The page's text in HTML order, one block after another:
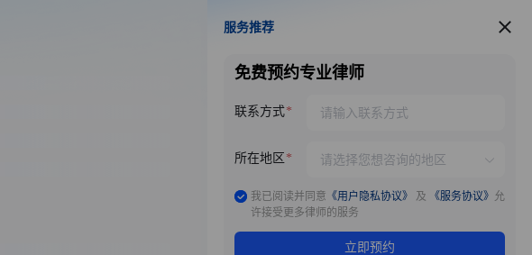
服务推荐
服务推荐
免费预约专业律师
联系方式
所在地区
我已阅读并同意 《用户隐私协议》 及 《服务协议》 允
许接受更多律师的服务
立即预约